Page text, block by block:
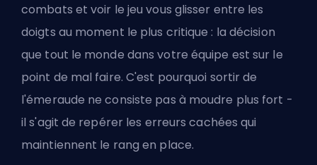
combats et voir le jeu vous glisser entre les
doigts au moment le plus critique : la décision
que tout le monde dans votre équipe est sur le
point de mal faire. C'est pourquoi sortir de
l'émeraude ne consiste pas à moudre plus fort -
il s'agit de repérer les erreurs cachées qui
maintiennent le rang en place.